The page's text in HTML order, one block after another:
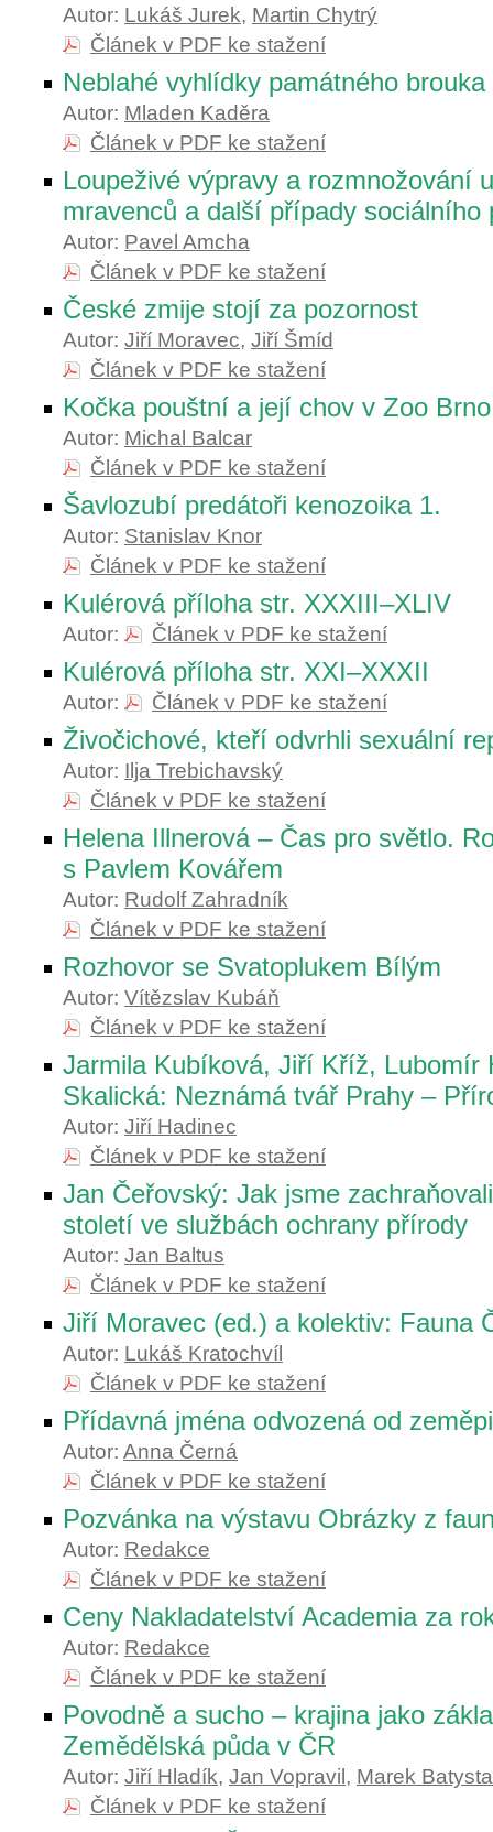
Autor: Lukáš Jurek, Martin Chytrý
Článek v PDF ke stažení
Neblahé vyhlídky památného brouka
Autor: Mladen Kaděra
Článek v PDF ke stažení
Loupeživé výpravy a rozmnožování
mravenců a další případy sociálního
Autor: Pavel Amcha
Článek v PDF ke stažení
České zmije stojí za pozornost
Autor: Jiří Moravec, Jiří Šmíd
Článek v PDF ke stažení
Kočka pouštní a její chov v Zoo Brno
Autor: Michal Balcar
Článek v PDF ke stažení
Šavlozubí predátoři kenozoika 1.
Autor: Stanislav Knor
Článek v PDF ke stažení
Kulérová příloha str. XXXIII–XLIV
Autor: Článek v PDF ke stažení
Kulérová příloha str. XXI–XXXII
Autor: Článek v PDF ke stažení
Živočichové, kteří odvrhli sexuální
Autor: Ilja Trebichavský
Článek v PDF ke stažení
Helena Illnerová – Čas pro světlo.
s Pavlem Kovářem
Autor: Rudolf Zahradník
Článek v PDF ke stažení
Rozhovor se Svatoplukem Bílým
Autor: Vítězslav Kubáň
Článek v PDF ke stažení
Jarmila Kubíková, Jiří Kříž, Lubomír
Skalická: Neznámá tvář Prahy –
Autor: Jiří Hadinec
Článek v PDF ke stažení
Jan Čeřovský: Jak jsme
století ve službách ochrany přírody
Autor: Jan Baltus
Článek v PDF ke stažení
Jiří Moravec (ed.) a kolektiv: Fauna
Autor: Lukáš Kratochvíl
Článek v PDF ke stažení
Přídavná jména odvozená od
Autor: Anna Černá
Článek v PDF ke stažení
Pozvánka na výstavu Obrázky z
Autor: Redakce
Článek v PDF ke stažení
Ceny Nakladatelství Academia za
Autor: Redakce
Článek v PDF ke stažení
Povodně a sucho – krajina jako
Zemědělská půda v ČR
Autor: Jiří Hladík, Jan Vopravil , Marek Batysta
Článek v PDF ke stažení